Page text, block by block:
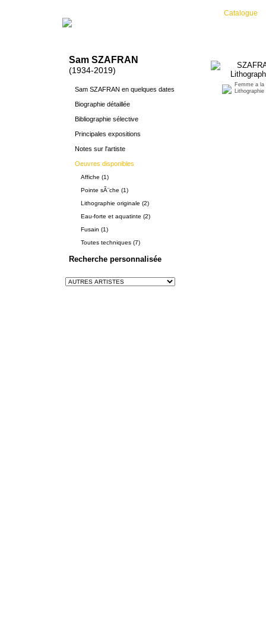
Catalogue
Sam SZAFRAN
(1934-2019)
Sam SZAFRAN en quelques dates
Biographie détaillée
Bibliographie sélective
Principales expositions
Notes sur l'artiste
Oeuvres disponibles
Affiche (1)
Pointe sÃ¨che (1)
Lithographie originale (2)
Eau-forte et aquatinte (2)
Fusain (1)
Toutes techniques (7)
Recherche personnalisée
Femme a la
Lithographie